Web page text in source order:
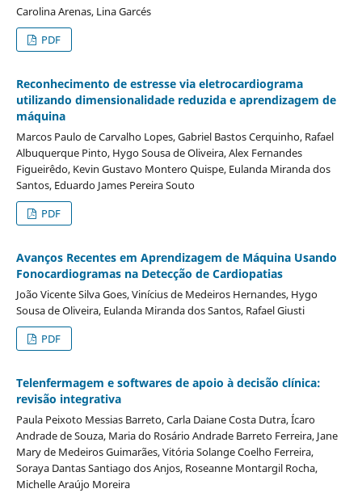
Carolina Arenas, Lina Garcés
PDF
Reconhecimento de estresse via eletrocardiograma
utilizando dimensionalidade reduzida e aprendizagem de
máquina
Marcos Paulo de Carvalho Lopes, Gabriel Bastos Cerquinho, Rafael
Albuquerque Pinto, Hygo Sousa de Oliveira, Alex Fernandes
Figueirêdo, Kevin Gustavo Montero Quispe, Eulanda Miranda dos
Santos, Eduardo James Pereira Souto
PDF
Avanços Recentes em Aprendizagem de Máquina Usando
Fonocardiogramas na Detecção de Cardiopatias
João Vicente Silva Goes, Vinícius de Medeiros Hernandes, Hygo
Sousa de Oliveira, Eulanda Miranda dos Santos, Rafael Giusti
PDF
Telenfermagem e softwares de apoio à decisão clínica:
revisão integrativa
Paula Peixoto Messias Barreto, Carla Daiane Costa Dutra, Ícaro
Andrade de Souza, Maria do Rosário Andrade Barreto Ferreira, Jane
Mary de Medeiros Guimarães, Vitória Solange Coelho Ferreira,
Soraya Dantas Santiago dos Anjos, Roseanne Montargil Rocha,
Michelle Araújo Moreira